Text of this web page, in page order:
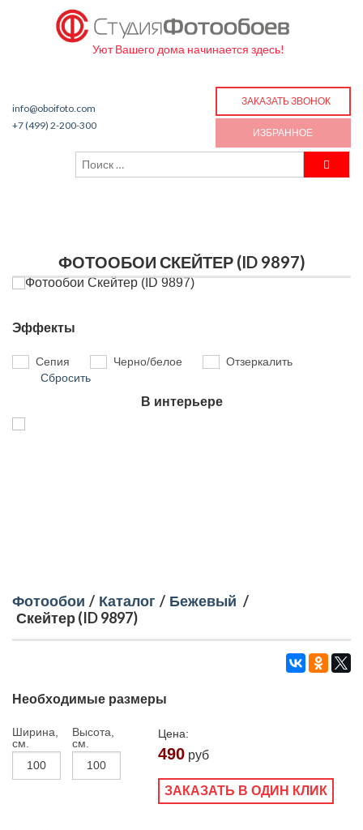
Уют Вашего дома начинается здесь!
info@oboifoto.com
+7 (499) 2-200-300
ЗАКАЗАТЬ ЗВОНОК
ИЗБРАННОЕ
ФОТООБОИ СКЕЙТЕР (ID 9897)
Эффекты
Сепия Черно/белое
Отзеркалить
Сбросить
В интерьере
Фотообои / Каталог / Бежевый /
Скейтер (ID 9897)
Необходимые размеры
Ширина,
см.
Высота,
см.
Цена:
490 руб
ЗАКАЗАТЬ В ОДИН КЛИК